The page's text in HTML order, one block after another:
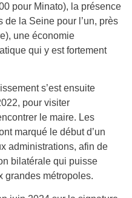
pour Minato), la présence
de la Seine pour l’un, près
une économie
qui y est fortement
s’est ensuite
pour visiter
le maire. Les
marqué le début d’un
administrations, afin de
bilatérale qui puisse
grandes métropoles.